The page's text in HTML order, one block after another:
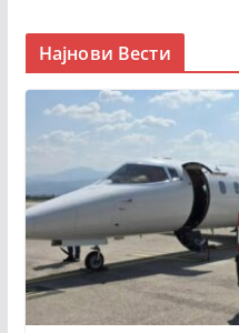
Најнови Вести